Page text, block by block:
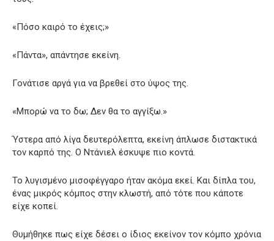
«Πόσο καιρό το έχεις;»
«Πάντα», απάντησε εκείνη.
Γονάτισε αργά για να βρεθεί στο ύψος της.
«Μπορώ να το δω; Δεν θα το αγγίξω.»
Ύστερα από λίγα δευτερόλεπτα, εκείνη άπλωσε διστακτικά
τον καρπό της. Ο Ντάνιελ έσκυψε πιο κοντά.
Το λυγισμένο μισοφέγγαρο ήταν ακόμα εκεί. Και δίπλα του,
ένας μικρός κόμπος στην κλωστή, από τότε που κάποτε
είχε κοπεί.
Θυμήθηκε πως είχε δέσει ο ίδιος εκείνον τον κόμπο χρόνια